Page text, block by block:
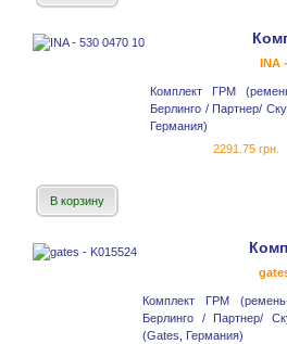
INA
Комплект ГРМ
Берлинго / Партнер/
Германия)
2291.75 грн.
В корзину
Комплект ГРМ
Берлинго / Партнер/
(Gates, Германия)